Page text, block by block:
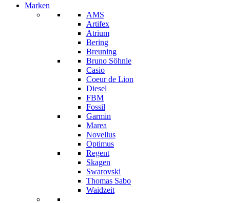
Marken
AMS
Artifex
Atrium
Bering
Breuning
Bruno Söhnle
Casio
Coeur de Lion
Diesel
FBM
Fossil
Garmin
Marea
Novellus
Optimus
Regent
Skagen
Swarovski
Thomas Sabo
Waidzeit